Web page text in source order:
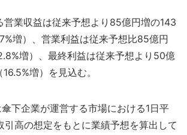
業収益は従来予想より85億円増の143
増）、営業利益は従来予想比85億円
増）、最終利益は従来予想より50億
増）を見込む。
下企業が運営する市場における1日平
引高の想定をもとに業績予想を算出して